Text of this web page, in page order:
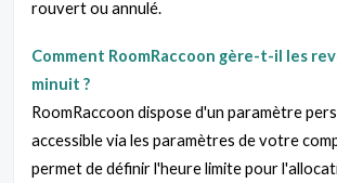
rouvert ou annulé.
Comment RoomRaccoon gère-t-il les
minuit ?
RoomRaccoon dispose d'un paramètre
accessible via les paramètres de votre
permet de définir l'heure limite pour